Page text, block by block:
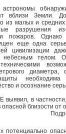
вблизи Земли.
из малых и
разрушения
пожаров. Однако
еще одна
цивилизации
небесным телом.
диаметра,
необходима
и осознание
выявил, в
близости от
потенциально